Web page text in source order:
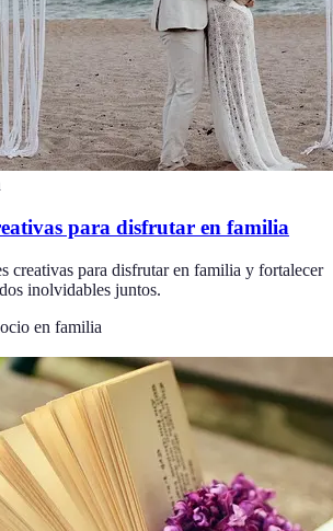
para disfrutar en familia
creativas para disfrutar en familia y fortalecer
inolvidables juntos.
ocio en familia